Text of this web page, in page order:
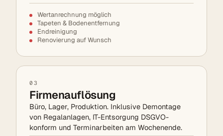
Wertanrechnung möglich
Tapeten & Bodenentfernung
Endreinigung
Renovierung auf Wunsch
03
Firmenauflösung
Büro, Lager, Produktion. Inklusive Demontage
von Regalanlagen, IT-Entsorgung DSGVO-
konform und Terminarbeiten am Wochenende.